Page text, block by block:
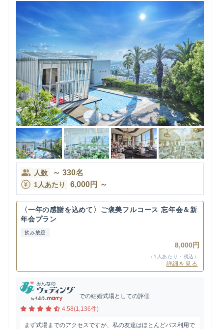
人数 ～ 330名
1人あたり 6,000円 ～
〈一年の感謝を込めて〉ご褒美フルコース 忘年会＆新
年会プラン
飲み放題
8,000円
（1人あたり・税込）
詳細を見る
での結婚式場としての評価
4.58(1,136件)
まず式場までのアクセスですが、私の友達はほとんどバス利用で